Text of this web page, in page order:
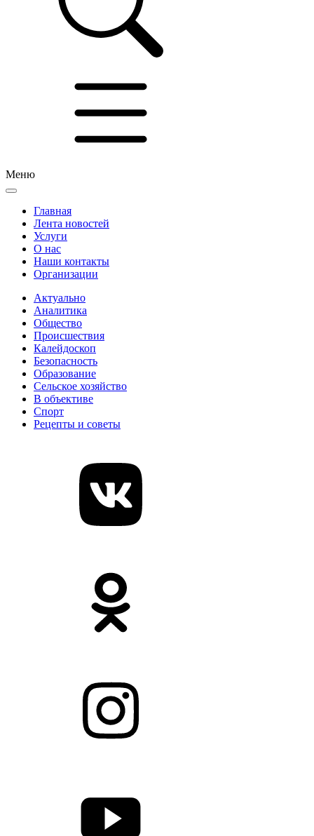
Меню
Главная
Лента новостей
Услуги
О нас
Наши контакты
Организации
Актуально
Аналитика
Общество
Происшествия
Калейдоскоп
Безопасность
Образование
Сельское хозяйство
В объективе
Спорт
Рецепты и советы